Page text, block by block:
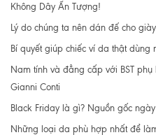
Không Dây Ấn Tượng!
Lý do chúng ta nên dán đế cho
Bí quyết giúp chiếc ví da thật
Nam tính và đẳng cấp với BST
Gianni Conti
Black Friday là gì? Nguồn gốc
Những loại da phù hợp nhất để